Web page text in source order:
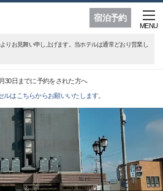
宿泊予約
MENU
りお見舞い申し上げます。当ホテルは通常どおり営業し
30日までに予約をされた方へ
ルはこちらからお願いいたします。